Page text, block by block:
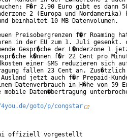
F�r 2,90 Euro gibt es dann
2 (Europa und Nordamerika)
beinhaltet 10 MB Datenvolumen.
Preisobergrenzen f�r Roaming
in der EU zum 1. Juli gesenkt.
Gespr�che der L�nderzone 1
k�nnen f�r 22 Cent pro
einer SMS reduzieren sich
fallen 23 Cent an.
jetzt auch f�r Prepaid-
Datenverbrauch in H�he von 59
Daten�bertragung
goto/p/congstar
offiziell vorgestellt